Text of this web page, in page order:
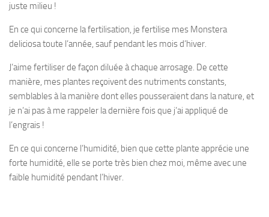
juste milieu !
En ce qui concerne la fertilisation, je fertilise mes Monstera
deliciosa toute l’année, sauf pendant les mois d’hiver.
J’aime fertiliser de façon diluée à chaque arrosage. De cette
manière, mes plantes reçoivent des nutriments constants,
semblables à la manière dont elles pousseraient dans la nature, et
je n’ai pas à me rappeler la dernière fois que j’ai appliqué de
l’engrais !
En ce qui concerne l’humidité, bien que cette plante apprécie une
forte humidité, elle se porte très bien chez moi, même avec une
faible humidité pendant l’hiver.